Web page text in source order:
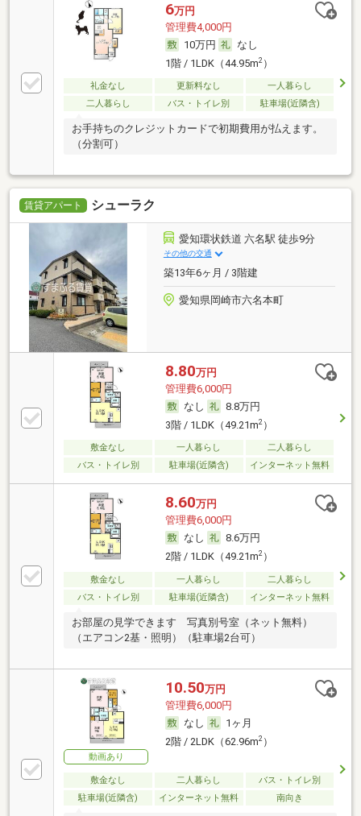
6万円
管理費4,000円
10万円
なし
1階 / 1LDK（44.95m2）
礼金なし 更新料なし
一人暮らし
二人暮らし
バス・トイレ別 駐車場(近隣含)
お手持ちのクレジットカードで初期費用が払えます。
（分割可）
賃貸アパート シューラク
愛知環状鉄道 六名駅 徒歩9分
その他の交通
築13年6ヶ月 / 3階建
愛知県岡崎市六名本町
8.80万円
管理費6,000円
なし
8.8万円
3階 / 1LDK（49.21m2）
敷金なし 一人暮らし
二人暮らし
バス・トイレ別
駐車場(近隣含) インターネット無料
8.60万円
管理費6,000円
なし
8.6万円
2階 / 1LDK（49.21m2）
敷金なし 一人暮らし
二人暮らし
バス・トイレ別
駐車場(近隣含) インターネット無料
お部屋の見学できます 写真別号室（ネット無料）
（エアコン2基・照明）（駐車場2台可）
動画あり
10.50万円
管理費6,000円
なし
1ヶ月
2階 / 2LDK（62.96m2）
敷金なし 二人暮らし
バス・トイレ別
駐車場(近隣含)
インターネット無料 南向き